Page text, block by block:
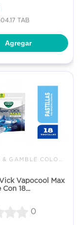
TAB
Agregar
Vapocool Max
18...
0